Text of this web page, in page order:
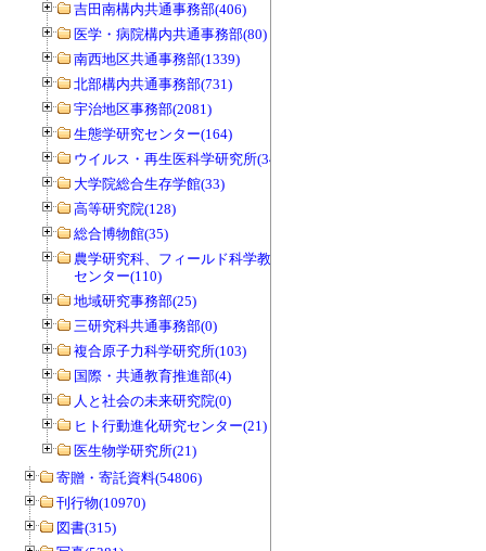
吉田南構内共通事務部(406)
医学・病院構内共通事務部(80)
南西地区共通事務部(1339)
北部構内共通事務部(731)
宇治地区事務部(2081)
生態学研究センター(164)
ウイルス・再生医科学研究所(34)
大学院総合生存学館(33)
高等研究院(128)
総合博物館(35)
農学研究科、フィールド科学教育研究
センター(110)
地域研究事務部(25)
三研究科共通事務部(0)
複合原子力科学研究所(103)
国際・共通教育推進部(4)
人と社会の未来研究院(0)
ヒト行動進化研究センター(21)
医生物学研究所(21)
寄贈・寄託資料(54806)
刊行物(10970)
図書(315)